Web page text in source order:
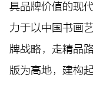
具品牌价值的现
力于以中国书画
牌战略，走精品
版为高地，建构